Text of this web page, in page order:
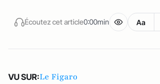
Écoutez cet article0:00min Aa
VU SUR:Le Figaro